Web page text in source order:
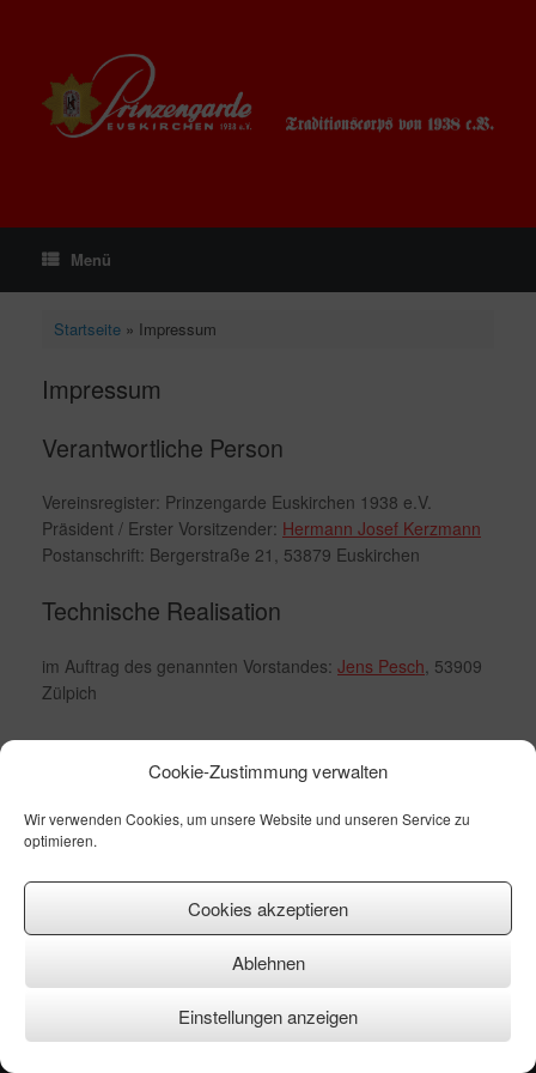
Cookie-Zustimmung verwalten
Wir verwenden Cookies, um unsere Website und unseren Service zu
optimieren.
Cookies akzeptieren
Ablehnen
Einstellungen anzeigen
Menü
Startseite» Impressum
Impressum
Verantwortliche Person
Vereinsregister: Prinzengarde Euskirchen 1938 e.V.
Präsident / Erster Vorsitzender: Hermann Josef Kerzmann
Postanschrift: Bergerstraße 21, 53879 Euskirchen
Technische Realisation
im Auftrag des genannten Vorstandes: Jens Pesch , 53909
Zülpich
Ein Theme vonSiteOrigin